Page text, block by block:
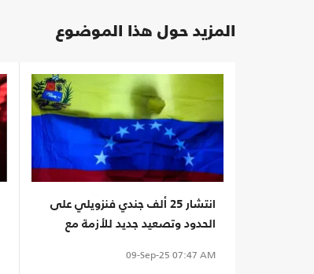
المزيد حول هذا الموضوع
انتشار 25 ألف جندي فنزويلي على
الحدود وتصعيد جديد للأزمة مع
09-Sep-25 07:47 AM